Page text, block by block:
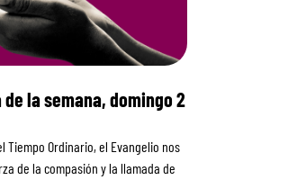
de la semana, domingo 2
Tiempo Ordinario, el Evangelio nos
de la compasión y la llamada de